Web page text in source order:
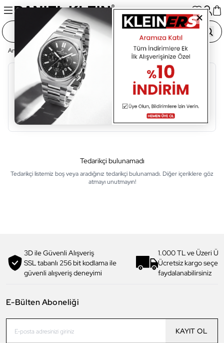
Ana Sayfa Tedarikçi Listesi
Alfabetik Sıralama
A B C F G H I
Tedarikçi bulunamadı
Tedarikçi listemiz boş veya aradığınız tedarikçi bulunamadı. Diğer içeriklere göz
atmayı unutmayın!
3D ile Güvenli Alışveriş
SSL tabanlı 256 bit kodlama ile
güvenli alışveriş deneyimi
1.000 TL ve Üzeri
Ücretsiz kargo
faydalanabilirsiniz
E-Bülten Aboneliği
KAYIT OL